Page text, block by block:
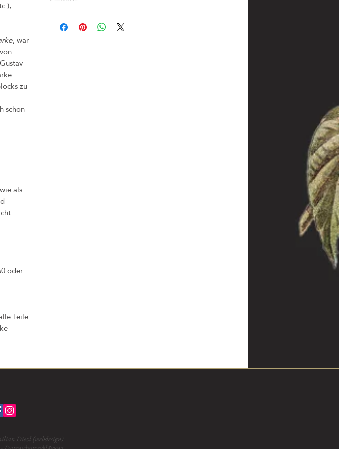
, war
zu
schön
als
oder
Teile
(z.B. bei Märkten) innerhalb von 14 Tagen zurückgegeben - oder
Diezl (webdesign)